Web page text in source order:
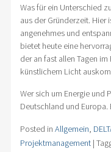
Was für ein Unterschied
aus der Gründerzeit.
angenehmes und
bietet heute eine
der an fast allen Tagen
künstlichem Licht
Wer sich um Energie und
Deutschland und
Posted in Allgemein,
Projektmanagement |